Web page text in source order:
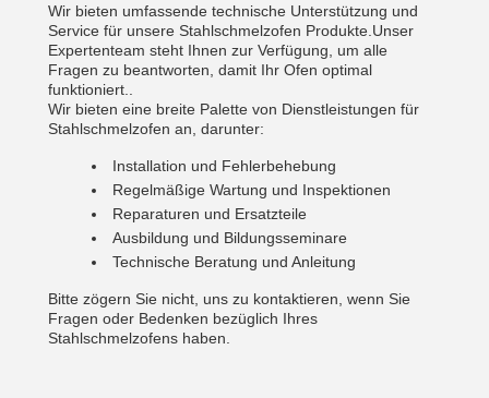
Wir bieten umfassende technische Unterstützung und
Service für unsere Stahlschmelzofen Produkte.Unser
Expertenteam steht Ihnen zur Verfügung, um alle
Fragen zu beantworten, damit Ihr Ofen optimal
funktioniert..
Wir bieten eine breite Palette von Dienstleistungen für
Stahlschmelzofen an, darunter:
Installation und Fehlerbehebung
Regelmäßige Wartung und Inspektionen
Reparaturen und Ersatzteile
Ausbildung und Bildungsseminare
Technische Beratung und Anleitung
Bitte zögern Sie nicht, uns zu kontaktieren, wenn Sie
Fragen oder Bedenken bezüglich Ihres
Stahlschmelzofens haben.